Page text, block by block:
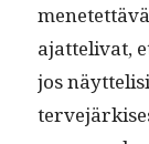
ajat­te­liv­at,
jos